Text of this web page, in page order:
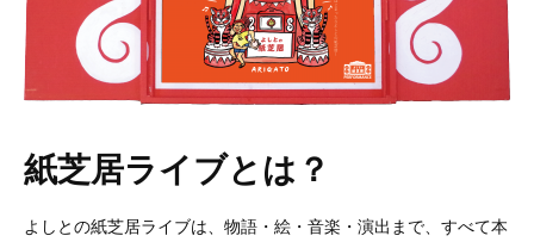
紙芝居ライブとは？
よしとの紙芝居ライブは、物語・絵・音楽・演出まで、すべて本